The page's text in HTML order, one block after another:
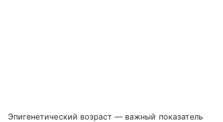
Эпигенетический возраст — важный показатель